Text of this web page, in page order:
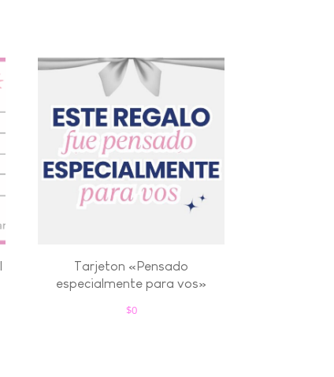
Tarjeton «Pensado
especialmente para vos»
$0